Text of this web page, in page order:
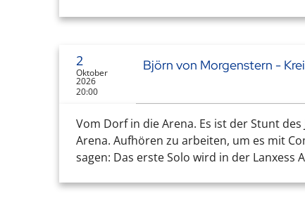
2
Oktober
2026
20:00
Björn von Morgenstern -
Vom Dorf in die Arena. Es ist der Stunt
Arena. Aufhören zu arbeiten, um es mit
sagen: Das erste Solo wird in der Lanxess